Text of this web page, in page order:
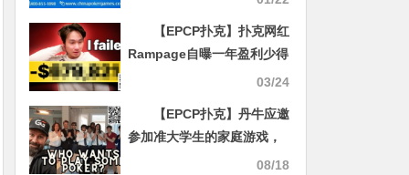
【EPCP扑克】扑克网红
Rampage自曝一年盈利少得
可怜，100w刀挑战宣告失败
03/24
【EPCP扑克】丹牛应邀
参加准大学生的家庭游戏，
08/18